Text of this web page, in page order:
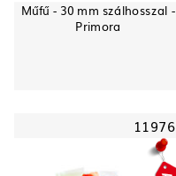
Műfű - 30 mm szálhosszal -
Primora
11976